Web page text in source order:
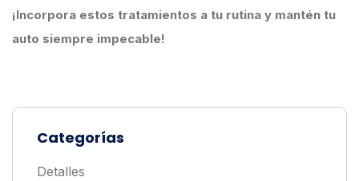
¡Incorpora estos tratamientos a tu rutina y mantén tu
auto siempre impecable!
Categorías
Detalles